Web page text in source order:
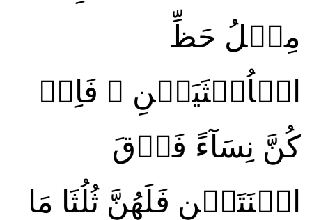
مِثۡلُ حَظِّ
الۡاُنۡثَيَيۡنِ‌ ۚ فَاِنۡ
كُنَّ نِسَآءً فَوۡقَ
اثۡنَتَيۡنِ فَلَهُنَّ ثُلُثَا مَا